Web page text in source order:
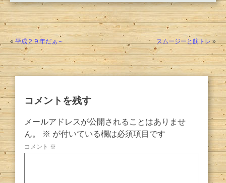
« 平成２９年だぁ～ スムージーと筋トレ »
コメントを残す
メールアドレスが公開されることはありませ
ん。
※ が付いている欄は必須項目です
コメント ※